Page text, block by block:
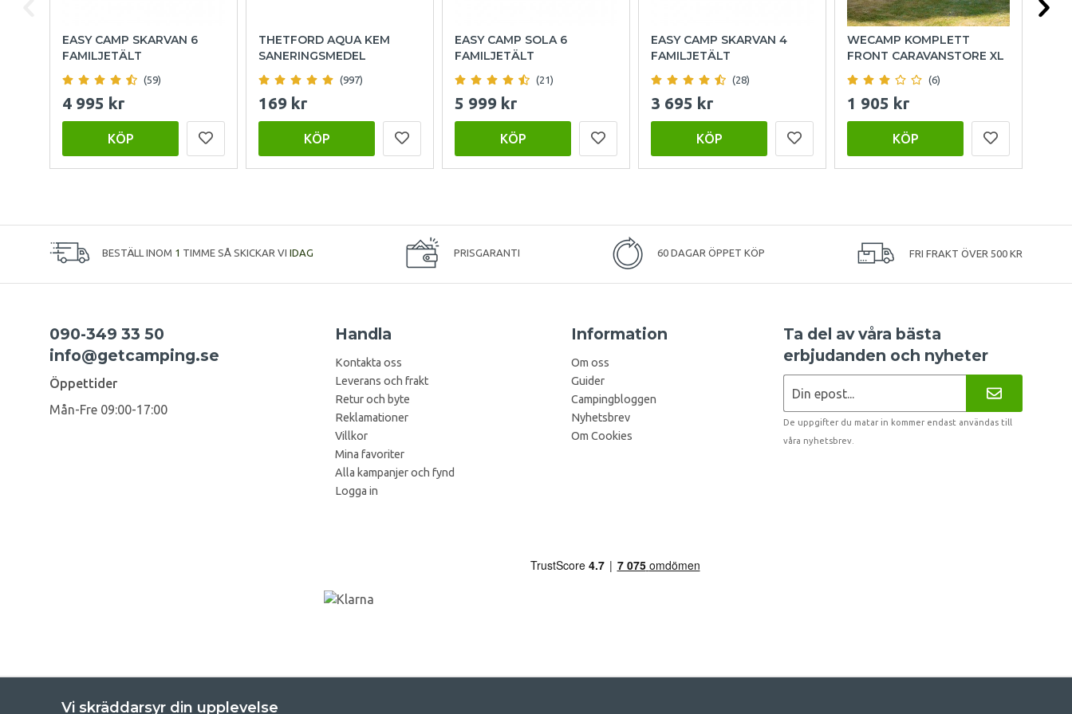
EASY CAMP SKARVAN 6
FAMILJETÄLT
(59)
4 995 kr
KÖP
THETFORD AQUA KEM
SANERINGSMEDEL
(997)
169 kr
KÖP
EASY CAMP SOLA 6
FAMILJETÄLT
(21)
5 999 kr
KÖP
EASY CAMP SKARVAN 4
FAMILJETÄLT
(28)
3 695 kr
KÖP
WECAMP KOMPLETT
FRONT CARAVANSTORE XL
(6)
1 905 kr
KÖP
BESTÄLL INOM 1 TIMME SÅ SKICKAR VI IDAG PRISGARANTI 60 DAGAR ÖPPET KÖP FRI FRAKT ÖVER 500 KR
090-349 33 50
info@getcamping.se
Öppettider
Mån-Fre 09:00-17:00
Handla
Kontakta oss
Leverans och frakt
Retur och byte
Reklamationer
Villkor
Mina favoriter
Alla kampanjer och fynd
Logga in
Information
Om oss
Guider
Campingbloggen
Nyhetsbrev
Om Cookies
Ta del av våra bästa
erbjudanden och nyheter
De uppgifter du matar in kommer endast användas till
våra nyhetsbrev.
Vi skräddarsyr din upplevelse